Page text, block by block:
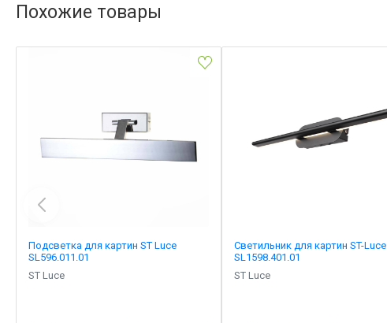
Похожие товары
Подсветка для картин ST Luce
SL596.011.01
ST Luce
Светильник для картин ST-Luce
SL1598.401.01
ST Luce